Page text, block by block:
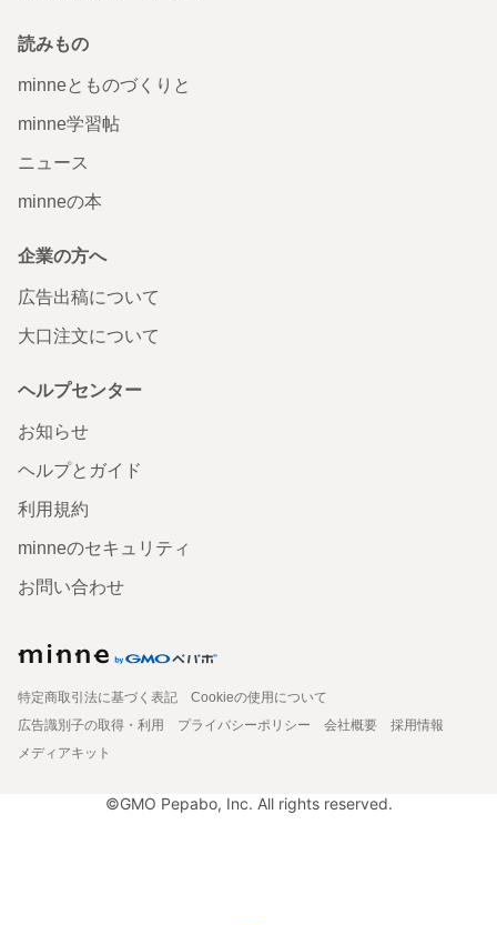
読みもの
minneとものづくりと
minne学習帖
ニュース
minneの本
企業の方へ
広告出稿について
大口注文について
ヘルプセンター
お知らせ
ヘルプとガイド
利用規約
minneのセキュリティ
お問い合わせ
特定商取引法に基づく表記
Cookieの使用について
広告識別子の取得・利用
プライバシーポリシー 会社概要
採用情報
メディアキット
©GMO Pepabo, Inc. All rights reserved.